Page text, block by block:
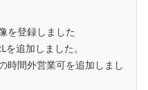
を登録しました
を追加しました。
時間外営業可を追加しまし